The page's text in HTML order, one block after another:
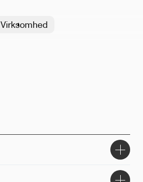
Virksomhed